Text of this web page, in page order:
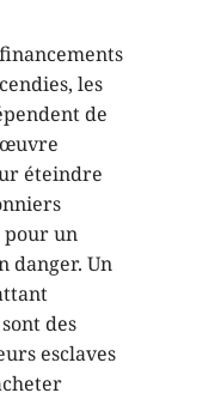
les
de
éteindre
pour un
danger. Un
des
esclaves